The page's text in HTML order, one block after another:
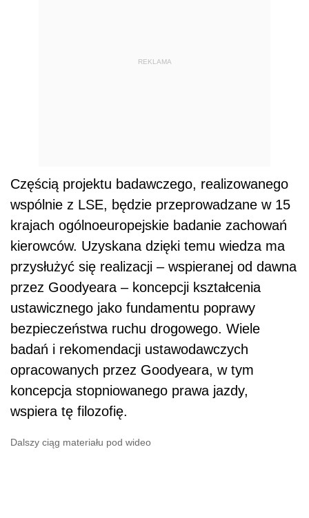
REKLAMA
Częścią projektu badawczego, realizowanego
wspólnie z LSE, będzie przeprowadzane w 15
krajach ogólnoeuropejskie badanie zachowań
kierowców. Uzyskana dzięki temu wiedza ma
przysłużyć się realizacji – wspieranej od dawna
przez Goodyeara – koncepcji kształcenia
ustawicznego jako fundamentu poprawy
bezpieczeństwa ruchu drogowego. Wiele
badań i rekomendacji ustawodawczych
opracowanych przez Goodyeara, w tym
koncepcja stopniowanego prawa jazdy,
wspiera tę filozofię.
Dalszy ciąg materiału pod wideo